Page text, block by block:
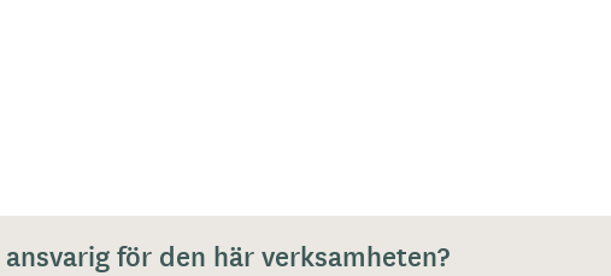
för den här verksamheten?